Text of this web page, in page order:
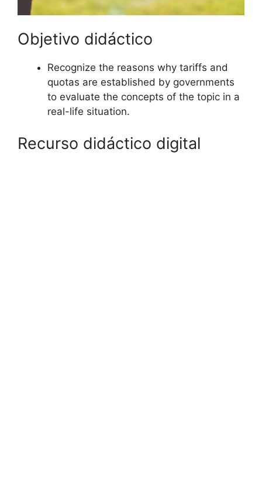
Objetivo didáctico
Recognize the reasons why tariffs and
quotas are established by governments
to evaluate the concepts of the topic in a
real-life situation.
Recurso didáctico digital